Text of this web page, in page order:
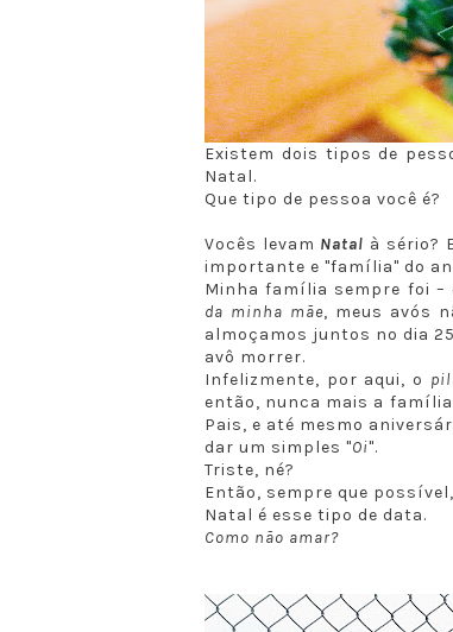
Existem dois tipos de
Natal.
Que tipo de pessoa você é?
Vocês levam Natal à sério?
importante e "família" do
Minha família sempre foi –
da minha mãe, meus avós
almoçamos juntos no dia
avô morrer.
Infelizmente, por aqui, o
então, nunca mais a família
Pais, e até mesmo
dar um simples "Oi".
Triste, né?
Então, sempre que
Natal é esse tipo de data.
Como não amar?